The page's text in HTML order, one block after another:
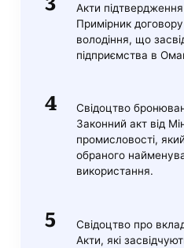
Акти підтвердження
Примірник
володіння, що
підприємства в
Свідоцтво
Законний акт від
промисловості,
обраного
використання.
Свідоцтво про
Акти, які